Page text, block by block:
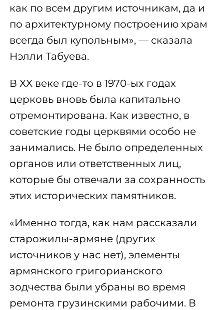
как по всем другим источникам, да и
по архитектурному построению храм
всегда был купольным», — сказала
Нэлли Табуева.
В XX веке где-то в 1970-ых годах
церковь вновь была капитально
отремонтирована. Как известно, в
советские годы церквями особо не
занимались. Не было определенных
органов или ответственных лиц,
которые бы отвечали за сохранность
этих исторических памятников.
«Именно тогда, как нам рассказали
старожилы-армяне (других
источников у нас нет), элементы
армянского григорианского
зодчества были убраны во время
ремонта грузинскими рабочими. В